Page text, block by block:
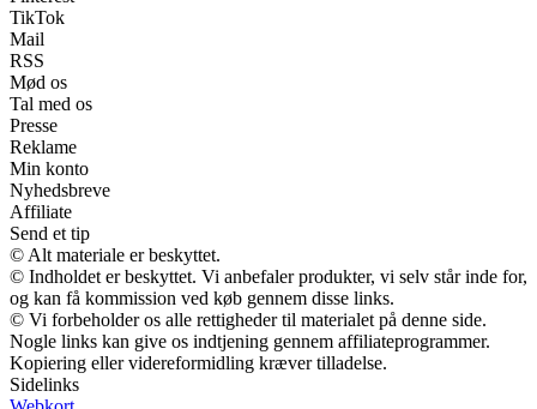
TikTok
Mail
RSS
Mød os
Tal med os
Presse
Reklame
Min konto
Nyhedsbreve
Affiliate
Send et tip
© Alt materiale er beskyttet.
© Indholdet er beskyttet. Vi anbefaler produkter, vi selv står inde for,
og kan få kommission ved køb gennem disse links.
© Vi forbeholder os alle rettigheder til materialet på denne side.
Nogle links kan give os indtjening gennem affiliateprogrammer.
Kopiering eller videreformidling kræver tilladelse.
Sidelinks